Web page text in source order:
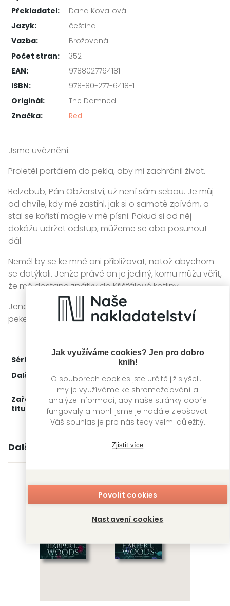
Jak využíváme cookies? Jen pro dobro
knih!
O souborech cookies jste určitě již slyšeli. I
my je využíváme ke shromažďování a
analýze informací, aby naše stránky dobře
fungovaly a mohli jsme je nadále zlepšovat.
Váš souhlas je pro nás tedy velmi důležitý.
Zjistit více
Povolit cookies
Nastavení cookies
Překladatel:
Dana Kovaľová
Jazyk:
čeština
Vazba:
Brožovaná
Počet stran:
352
EAN:
9788027764181
ISBN:
978-80-277-6418-1
Originál:
The Damned
Značka:
Red
Jsme uvěznění.
Proletěl portálem do pekla, aby mi zachránil život.
Belzebub, Pán Obžerství, už není sám sebou. Je můj
od chvíle, kdy mě zastihl, jak si o samotě zpívám, a
stal se kořistí magie v mé písni. Pokud si od něj
dokážu udržet odstup, můžeme se oba posunout
dál.
Neměl by se ke mně ani přibližovat, natož abychom
se dotýkali. Jenže právě on je jediný, komu můžu věřit,
že mě dostane zpátky do Křišťálové kotliny.
Jenom se nejdřív budeme muset dostat přes devět
pekelných kruhů.
Série: Sabat kostí
3. díl z 3
Další díly:
1.Sabat
2.Kletba
Zařažení
titulu:
Kategorie >Erotické romány‣Dark
romance‣Fantasy
Další knihy autora